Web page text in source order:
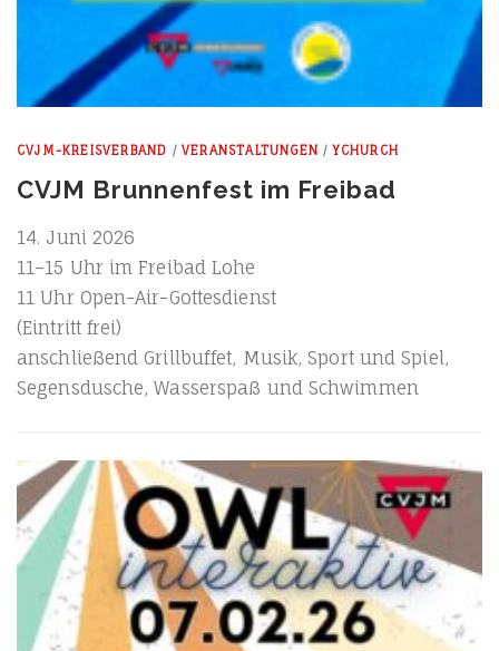
CVJM-KREISVERBAND /VERANSTALTUNGEN /YCHURCH
CVJM Brunnenfest im Freibad
14. Juni 2026
11–15 Uhr im Frei­bad Lohe
11 Uhr Open-Air-Gottesdienst
(Ein­tritt frei)
anschlie­ßend Grill­buf­fet, Musik, Sport und Spiel,
Segens­du­sche, Was­ser­spaß und Schwimmen